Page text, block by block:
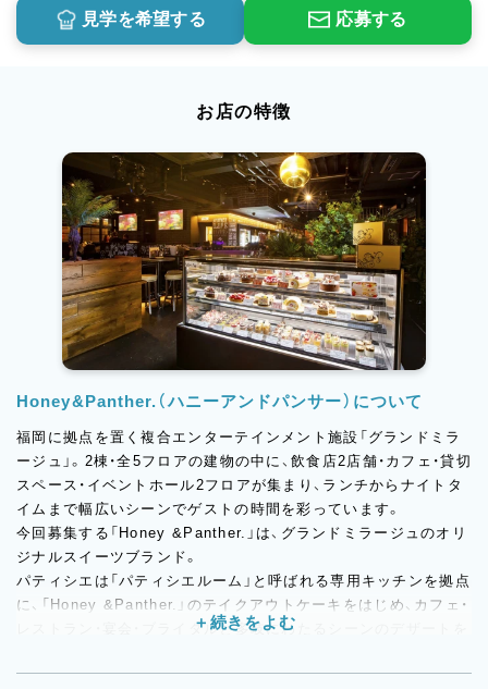
見学を希望する 応募する
お店の特徴
Honey&Panther.（ハニーアンドパンサー）について
福岡に拠点を置く複合エンターテインメント施設「グランドミラ
ージュ」。2棟・全5フロアの建物の中に、飲食店2店舗・カフェ・貸切
スペース・イベントホール2フロアが集まり、ランチからナイトタ
イムまで幅広いシーンでゲストの時間を彩っています。
今回募集する「Honey &Panther.」は、グランドミラージュのオリ
ジナルスイーツブランド。
パティシエは「パティシエルーム」と呼ばれる専用キッチンを拠点
に、「Honey &Panther.」のテイクアウトケーキをはじめ、カフェ・
レストラン・宴会・ブライダルと多岐にわたるシーンのデザートを
さが、この職場の大きな特徴のひとつ。パティシエが「施設の顔と